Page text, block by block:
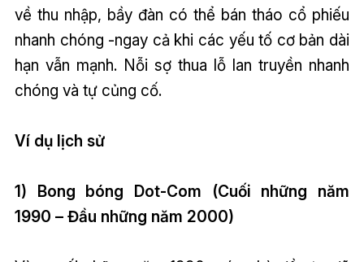
về thu nhập, bầy đàn có thể bán tháo cổ phiếu
nhanh chóng -ngay cả khi các yếu tố cơ bản dài
hạn vẫn mạnh. Nỗi sợ thua lỗ lan truyền nhanh
chóng và tự củng cố.
Ví dụ lịch sử
1) Bong bóng Dot-Com (Cuối những năm
1990 – Đầu những năm 2000)